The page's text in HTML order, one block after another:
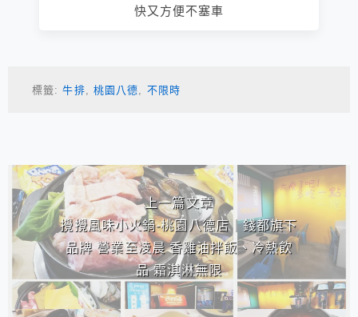
快又方便不塞車
標籤:牛排 桃園八德 不限時
相連文章
上一篇文章
攪攪風味小火鍋-桃園八德店｜錢都旗下
品牌 營業至凌晨 香雞油拌飯、冷熱飲
品 霜淇淋無限